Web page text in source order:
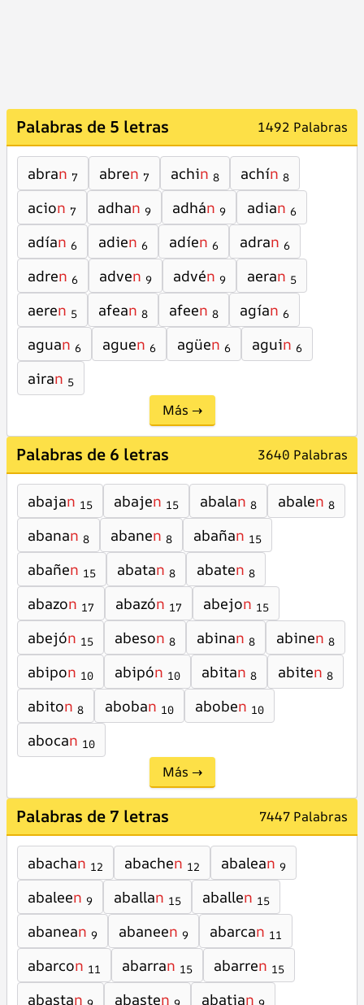
Palabras de 5 letras 1492 Palabras
abran 7 abren 7 achin 8 achín 8
acion 7 adhan 9 adhán 9 adian 6
adían 6 adien 6 adíen 6 adran 6
adren 6 adven 9 advén 9 aeran 5
aeren 5 afean 8 afeen 8 agían 6
aguan 6 aguen 6 agüen 6 aguin 6
airan 5
Más →
Palabras de 6 letras 3640 Palabras
abajan 15 abajen 15 abalan 8 abalen 8
abanan 8 abanen 8 abañan 15
abañen 15 abatan 8 abaten 8
abazon 17 abazón 17 abejon 15
abejón 15 abeson 8 abinan 8 abinen 8
abipon 10 abipón 10 abitan 8 abiten 8
abiton 8 aboban 10 aboben 10
abocan 10
Más →
Palabras de 7 letras 7447 Palabras
abachan 12 abachen 12 abalean 9
abaleen 9 aballan 15 aballen 15
abanean 9 abaneen 9 abarcan 11
abarcon 11 abarran 15 abarren 15
abastan abasten abatian